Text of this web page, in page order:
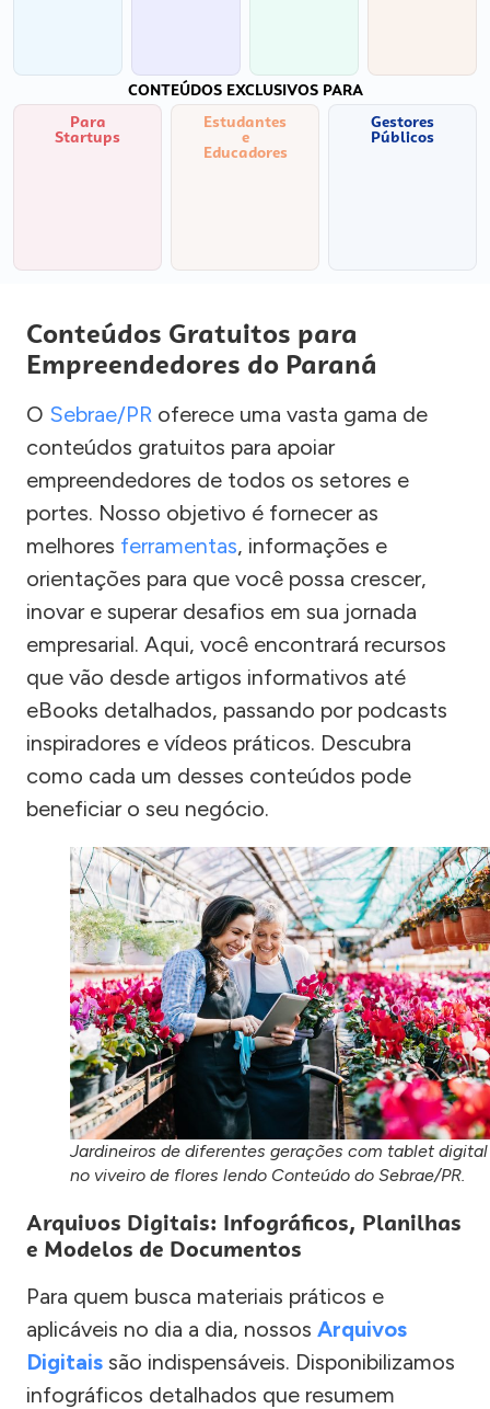
CONTEÚDOS EXCLUSIVOS PARA
Para
Startups
Estudantes
e
Educadores
Gestores
Públicos
Conteúdos Gratuitos para
Empreendedores do Paraná
O Sebrae/PR oferece uma vasta gama de
conteúdos gratuitos para apoiar
empreendedores de todos os setores e
portes. Nosso objetivo é fornecer as
melhores ferramentas, informações e
orientações para que você possa crescer,
inovar e superar desafios em sua jornada
empresarial. Aqui, você encontrará recursos
que vão desde artigos informativos até
eBooks detalhados, passando por podcasts
inspiradores e vídeos práticos. Descubra
como cada um desses conteúdos pode
beneficiar o seu negócio.
Jardineiros de diferentes gerações com tablet digital
no viveiro de flores lendo Conteúdo do Sebrae/PR.
Arquivos Digitais: Infográficos, Planilhas
e Modelos de Documentos
Para quem busca materiais práticos e
aplicáveis no dia a dia, nossos Arquivos
Digitais são indispensáveis. Disponibilizamos
infográficos detalhados que resumem